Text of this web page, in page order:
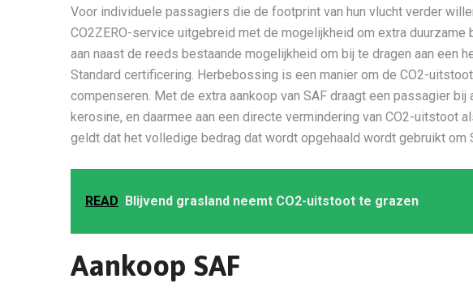
Voor individuele passagiers die de footprint van hun vlucht verder
CO2ZERO-service uitgebreid met de mogelijkheid om extra
aan naast de reeds bestaande mogelijkheid om bij te dragen aan een
Standard certificering. Herbebossing is een manier om de CO2-
compenseren. Met de extra aankoop van SAF draagt een passagier
kerosine, en daarmee aan een directe vermindering van CO2-uitstoot
geldt dat het volledige bedrag dat wordt opgehaald wordt gebruikt om
READ Blijvend grasland neemt CO2-uitstoot te grazen
Aankoop SAF